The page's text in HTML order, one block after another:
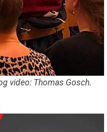
video: Thomas Gosch.